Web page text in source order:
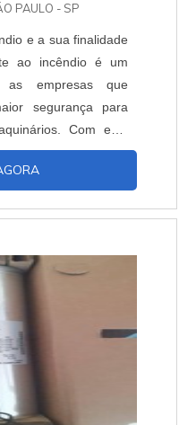
PAULO - SP
e a sua finalidade
ao incêndio é um
as empresas que
segurança para
Com este
podem se
mais efetiva contra
Mais qualidade em